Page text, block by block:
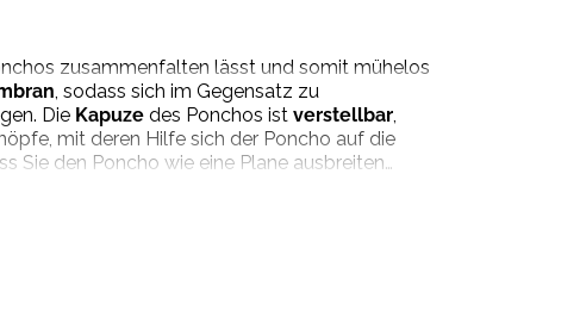
zusammenfalten lässt und somit mühelos
, sodass sich im Gegensatz zu
Die Kapuze des Ponchos ist verstellbar,
mit deren Hilfe sich der Poncho auf die
Sie den Poncho wie eine Plane ausbreiten
verschiedenen Längen geliefert, mit denen Sie